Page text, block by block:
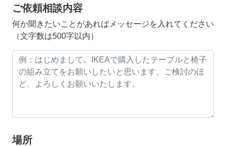
ご依頼相談内容
何か聞きたいことがあればメッセージを入れてください
（文字数は500字以内）
場所